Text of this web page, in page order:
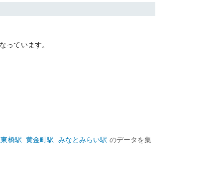
っています。
橋駅 黄金町駅 みなとみらい駅 のデータを集